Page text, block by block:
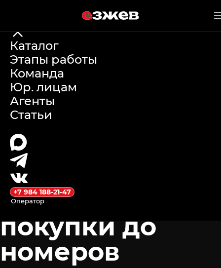
21 мая 2026 г.
Постановка на
учет
автомобиля из
Китая:
пошаговая
инструкция от
покупки до
номеров
езжев
Каталог
Этапы работы
Команда
Юр. лицам
Агенты
Статьи
+7 984 188-21-47
Оператор